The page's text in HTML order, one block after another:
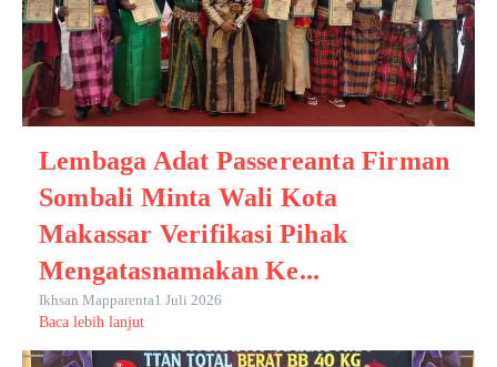
Lembaga Adat Passereanta Firman
Sombali Minta Wali Kota
Makassar Verifikasi Pihak
Mengatasnamakan Ke...
Ikhsan Mapparenta1 Juli 2026
Baca lebih lanjut